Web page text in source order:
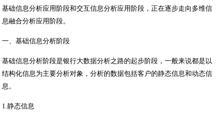
基础信息分析应用阶段和交互信息分析应用阶段，正在逐步走向多维信
息融合分析应用阶段。
一、基础信息分析阶段
基础信息分析阶段是银行大数据分析之路的起步阶段，一般来说都是以
结构化信息为主要分析对象，分析的数据包括客户的静态信息和动态信
息。
1.静态信息